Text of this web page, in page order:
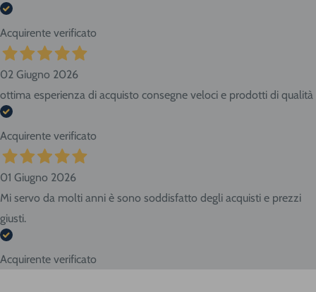
Acquirente verificato
02 Giugno 2026
ottima esperienza di acquisto consegne veloci e prodotti di qualità
Acquirente verificato
01 Giugno 2026
Mi servo da molti anni è sono soddisfatto degli acquisti e prezzi
giusti.
Acquirente verificato